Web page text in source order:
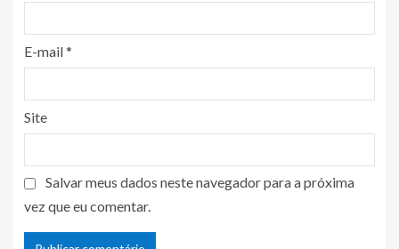
E-mail*
Site
Salvar meus dados neste navegador para a próxima
vez que eu comentar.